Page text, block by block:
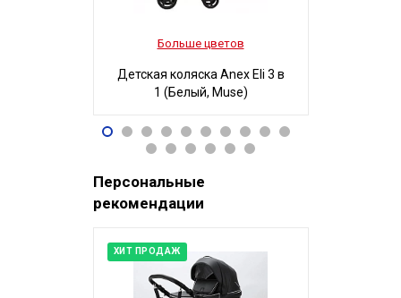
Больше цветов
Детская коляска Anex Eli 3 в
1 (Белый, Muse)
96 490Р
Персональные
рекомендации
ХИТ ПРОДАЖ